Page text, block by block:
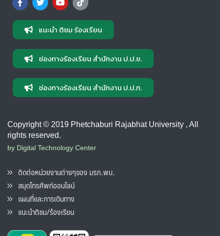
แนะนำ ติชม ร้องเรียน
ช่องทางร้องเรียน สำนักงาน ป.ป.ช.
ช่องทางร้องเรียน สำนักงาน ป.ป.ท.
Copyright © 2019 Phetchaburi Rajabhat University , All
rights reserved.
by Digital Technology Center
ติดต่อหน่วยงานต่างๆของ มรภ.พบ.
สมุดโทรศัพท์ออนไลน์
แผนที่และการเดินทาง
แนะนำติชม/ร้องเรียน